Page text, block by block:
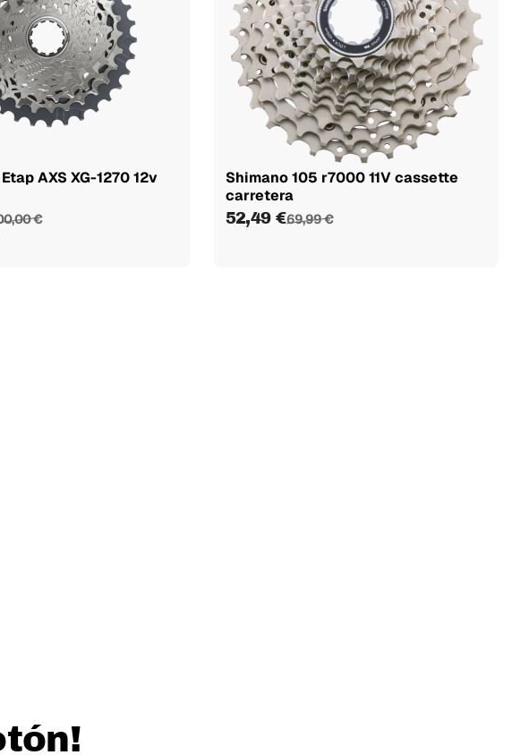
AXS XG-1270 12v
€
Shimano 105 r7000 11V cassette
carretera
52,49 €69,99 €